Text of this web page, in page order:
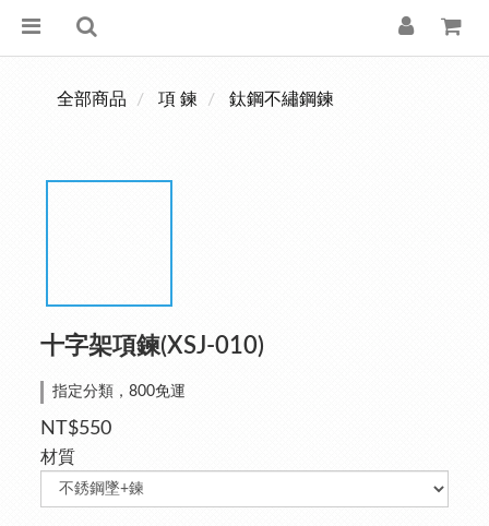
全部商品 項 鍊 鈦鋼不繡鋼鍊
十字架項鍊(XSJ-010)
指定分類，800免運
NT$550
材質